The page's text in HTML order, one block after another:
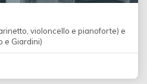
violoncello e pianoforte) e
e Giardini)